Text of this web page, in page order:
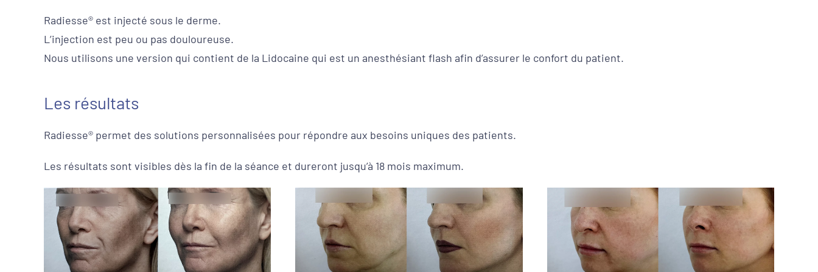
Radiesse® est injecté sous le derme.
L’injection est peu ou pas douloureuse.
Nous utilisons une version qui contient de la Lidocaine qui est un anesthésiant flash afin d’assurer le confort du patient.
Les résultats
Radiesse® permet des solutions personnalisées pour répondre aux besoins uniques des patients.
Les résultats sont visibles dès la fin de la séance et dureront jusqu’à 18 mois maximum.